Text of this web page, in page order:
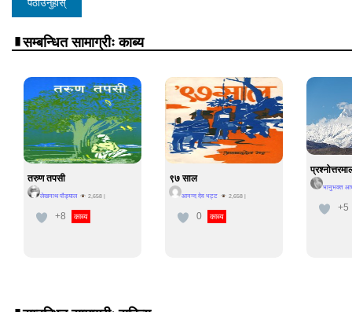
सम्बन्धित सामाग्रीः काब्य
तरुण तपसी
लेखनाथ पौड्याल 2,658|
+8 काब्य
९७ साल
आनन्द देव भट्ट 2,658|
0 काब्य
भानुभक्त
+5